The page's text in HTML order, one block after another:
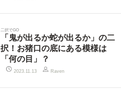
二択でGO
「鬼が出るか蛇が出るか」の二
択！お猪口の底にある模様は
「何の目」？
2023.11.13 Raven